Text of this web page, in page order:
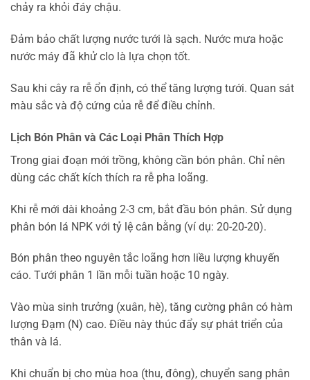
chảy ra khỏi đáy chậu.
Đảm bảo chất lượng nước tưới là sạch. Nước mưa hoặc
nước máy đã khử clo là lựa chọn tốt.
Sau khi cây ra rễ ổn định, có thể tăng lượng tưới. Quan sát
màu sắc và độ cứng của rễ để điều chỉnh.
Lịch Bón Phân và Các Loại Phân Thích Hợp
Trong giai đoạn mới trồng, không cần bón phân. Chỉ nên
dùng các chất kích thích ra rễ pha loãng.
Khi rễ mới dài khoảng 2-3 cm, bắt đầu bón phân. Sử dụng
phân bón lá NPK với tỷ lệ cân bằng (ví dụ: 20-20-20).
Bón phân theo nguyên tắc loãng hơn liều lượng khuyến
cáo. Tưới phân 1 lần mỗi tuần hoặc 10 ngày.
Vào mùa sinh trưởng (xuân, hè), tăng cường phân có hàm
lượng Đạm (N) cao. Điều này thúc đẩy sự phát triển của
thân và lá.
Khi chuẩn bị cho mùa hoa (thu, đông), chuyển sang phân